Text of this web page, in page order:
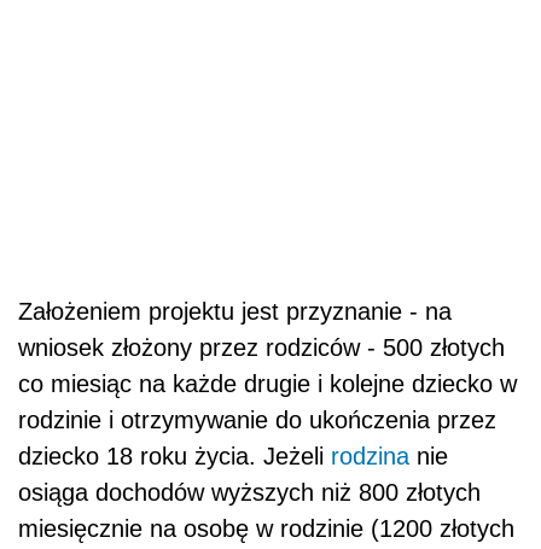
Założeniem projektu jest przyznanie - na
wniosek złożony przez rodziców - 500 złotych
co miesiąc na każde drugie i kolejne dziecko w
rodzinie i otrzymywanie do ukończenia przez
dziecko 18 roku życia. Jeżeli rodzina nie
osiąga dochodów wyższych niż 800 złotych
miesięcznie na osobę w rodzinie (1200 złotych